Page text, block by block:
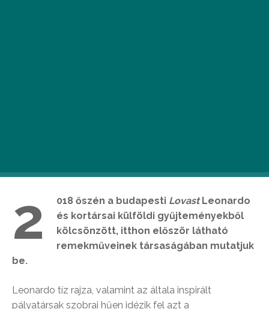
2 018 őszén a budapesti LovastLeonardo
és kortársai külföldi gyűjteményekből
kölcsönzött, itthon először látható
remekműveinek társaságában mutatjuk
be.
Leonardo tíz rajza, valamint az általa inspirált
pályatársak szobrai hűen idézik fel azt a